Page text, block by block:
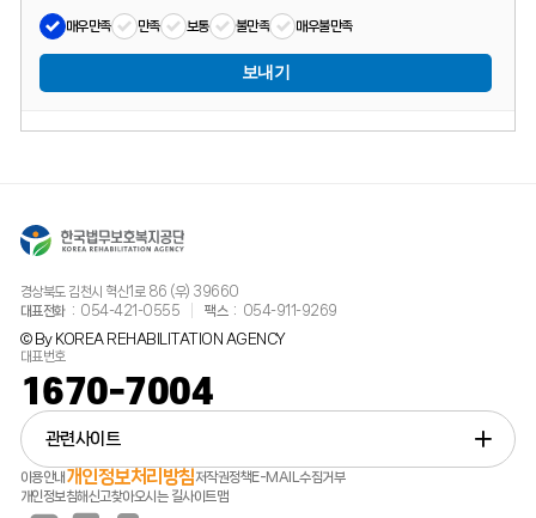
매우만족 만족 보통 불만족 매우불만족
보내기
이용안내 개인정보처리방침저작권정책E-MAIL수집거부
개인정보침해신고찾아오시는 길사이트맵
경상북도 김천시 혁신1로 86 (우) 39660
대표전화
054-421-0555 팩스 054-911-9269
© By KOREA REHABILITATION AGENCY
대표번호
1670-7004
관련사이트